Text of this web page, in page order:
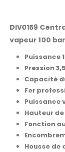
DIV0159
vapeur 100 bar
Puissance
Pression
Capacité
Fer
Puissance
Hauteur
Fonction
Housse